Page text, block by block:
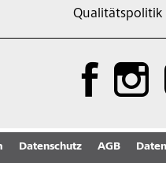
Qualitätspolitik
Datenschutz AGB